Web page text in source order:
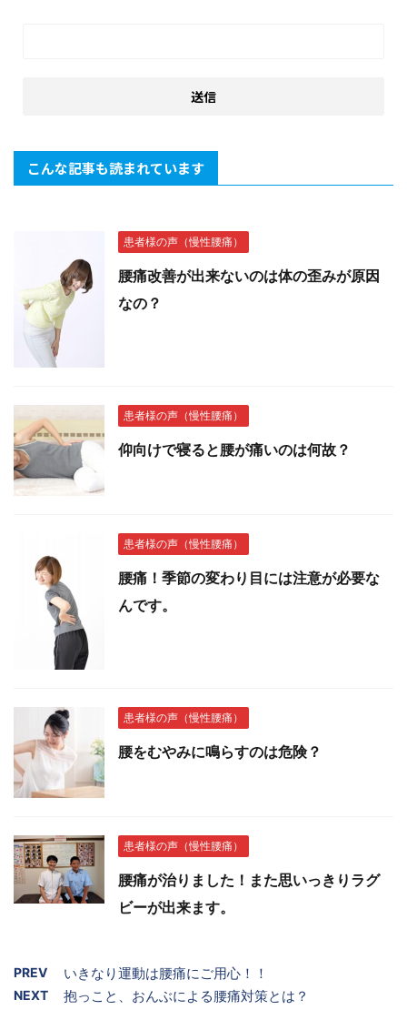
こんな記事も読まれています
患者様の声（慢性腰痛）
腰痛改善が出来ないのは体の歪みが原因
なの？
患者様の声（慢性腰痛）
仰向けで寝ると腰が痛いのは何故？
患者様の声（慢性腰痛）
腰痛！季節の変わり目には注意が必要な
んです。
患者様の声（慢性腰痛）
腰をむやみに鳴らすのは危険？
患者様の声（慢性腰痛）
腰痛が治りました！また思いっきりラグ
ビーが出来ます。
PREV いきなり運動は腰痛にご用心！！
NEXT 抱っこと、おんぶによる腰痛対策とは？